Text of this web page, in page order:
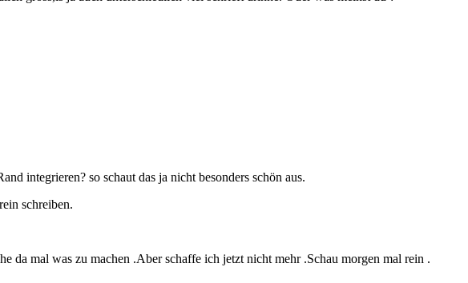
integrieren? so schaut das ja nicht besonders schön aus.
schreiben.
mal was zu machen .Aber schaffe ich jetzt nicht mehr .Schau morgen mal rein .